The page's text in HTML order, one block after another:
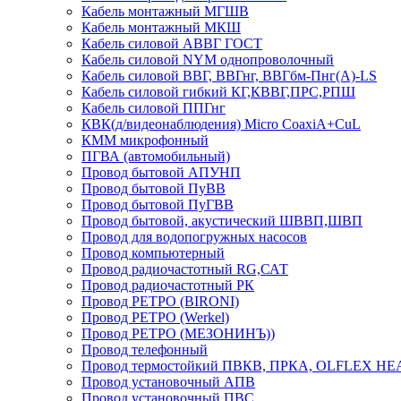
Кабель монтажный МГШВ
Кабель монтажный МКШ
Кабель силовой АВВГ ГОСТ
Кабель силовой NYM однопроволочный
Кабель силовой ВВГ, ВВГнг, ВВГбм-Пнг(А)-LS
Кабель силовой гибкий КГ,КВВГ,ПРС,РПШ
Кабель силовой ППГнг
КВК(д/видеонаблюдения) Micro CoaxiA+CuL
КММ микрофонный
ПГВА (автомобильный)
Провод бытовой АПУНП
Провод бытовой ПуВВ
Провод бытовой ПуГВВ
Провод бытовой, акустический ШВВП,ШВП
Провод для водопогружных насосов
Провод компьютерный
Провод радиочастотный RG,САТ
Провод радиочастотный РК
Провод РЕТРО (BIRONI)
Провод РЕТРО (Werkel)
Провод РЕТРО (МЕЗОНИНЪ))
Провод телефонный
Провод термостойкий ПВКВ, ПРКА, OLFLEX
Провод установочный АПВ